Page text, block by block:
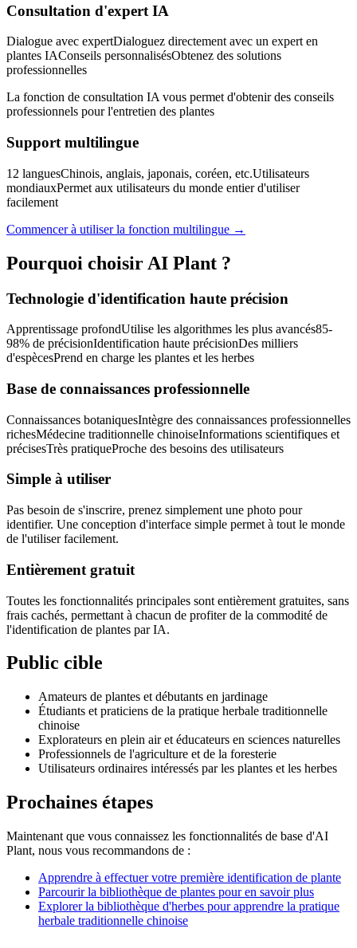
Consultation d'expert IA
Dialogue avec expertDialoguez directement avec un expert en
plantes IAConseils personnalisésObtenez des solutions
professionnelles
La fonction de consultation IA vous permet d'obtenir des conseils
professionnels pour l'entretien des plantes
Support multilingue
12 languesChinois, anglais, japonais, coréen, etc.Utilisateurs
mondiauxPermet aux utilisateurs du monde entier d'utiliser
facilement
Commencer à utiliser la fonction multilingue →
Pourquoi choisir AI Plant ?
Technologie d'identification haute précision
Apprentissage profondUtilise les algorithmes les plus avancés85-
98% de précisionIdentification haute précisionDes milliers
d'espècesPrend en charge les plantes et les herbes
Base de connaissances professionnelle
Connaissances botaniquesIntègre des connaissances professionnelles
richesMédecine traditionnelle chinoiseInformations scientifiques et
précisesTrès pratiqueProche des besoins des utilisateurs
Simple à utiliser
Pas besoin de s'inscrire, prenez simplement une photo pour
identifier. Une conception d'interface simple permet à tout le monde
de l'utiliser facilement.
Entièrement gratuit
Toutes les fonctionnalités principales sont entièrement gratuites, sans
frais cachés, permettant à chacun de profiter de la commodité de
l'identification de plantes par IA.
Public cible
Amateurs de plantes et débutants en jardinage
Étudiants et praticiens de la pratique herbale traditionnelle
chinoise
Explorateurs en plein air et éducateurs en sciences naturelles
Professionnels de l'agriculture et de la foresterie
Utilisateurs ordinaires intéressés par les plantes et les herbes
Prochaines étapes
Maintenant que vous connaissez les fonctionnalités de base d'AI
Plant, nous vous recommandons de :
Apprendre à effectuer votre première identification de plante
Parcourir la bibliothèque de plantes pour en savoir plus
Explorer la bibliothèque d'herbes pour apprendre la pratique
herbale traditionnelle chinoise